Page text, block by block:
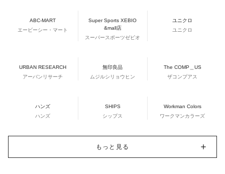
ABC-MART
エービーシー・マート
Super Sports XEBIO
&mall店
スーパースポーツゼビオ
ユニクロ
ユニクロ
URBAN RESEARCH
アーバンリサーチ
無印良品
ムジルシリョウヒン
The COMP＿US
ザコンプアス
ハンズ
ハンズ
SHIPS
シップス
Workman Colors
ワークマンカラーズ
もっと見る